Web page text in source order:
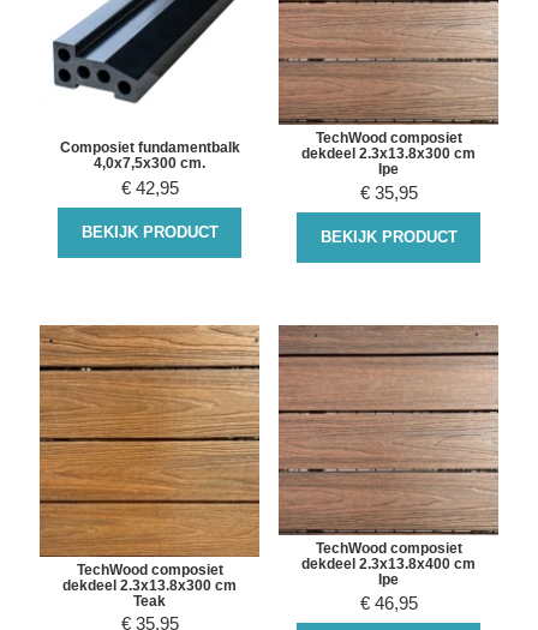
Composiet fundamentbalk
4,0x7,5x300 cm.
€ 42,95
BEKIJK PRODUCT
TechWood composiet
dekdeel 2.3x13.8x300 cm
Ipe
€ 35,95
BEKIJK PRODUCT
TechWood composiet
dekdeel 2.3x13.8x300 cm
Teak
€ 35,95
TechWood composiet
dekdeel 2.3x13.8x400 cm
Ipe
€ 46,95